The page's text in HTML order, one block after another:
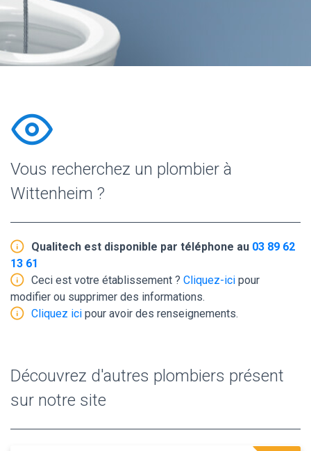
Vous recherchez un plombier à
Wittenheim ?
Qualitech est disponible par téléphone au 03 89 62
13 61
Ceci est votre établissement ? Cliquez-ici pour
modifier ou supprimer des informations.
Cliquez ici pour avoir des renseignements.
Découvrez d'autres plombiers présent
sur notre site